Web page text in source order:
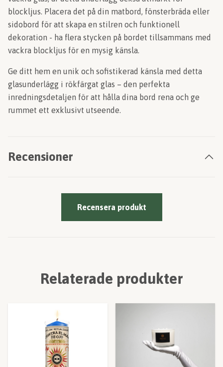
blockljus. Placera det på din matbord, fönsterbräda eller
sidobord för att skapa en stilren och funktionell
dekoration - ha flera stycken på bordet tillsammans med
vackra blockljus för en mysig känsla.
Ge ditt hem en unik och sofistikerad känsla med detta
glasunderlägg i rökfärgat glas – den perfekta
inredningsdetaljen för att hålla dina bord rena och ge
rummet ett exklusivt utseende.
Recensioner
Recensera produkt
Relaterade produkter